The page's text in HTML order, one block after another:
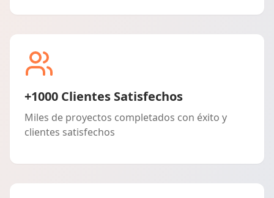
+1000 Clientes Satisfechos
Miles de proyectos completados con éxito y
clientes satisfechos